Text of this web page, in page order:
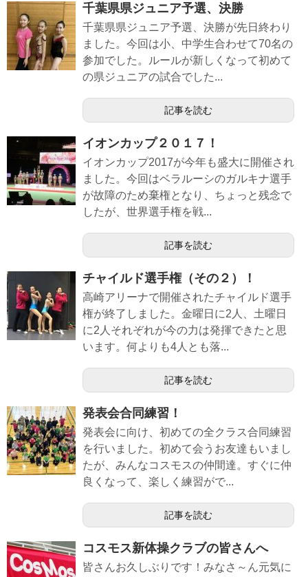
千葉県県ジュニア予選、決勝
千葉県県ジュニア予選、決勝が先日終わり
ました。今回は小、中学生合わせて70名の
参加でした。ルールが新しくなって初めて
の県ジュニアの試合でした...
記事を読む
イオンカップ２０１７！
イオンカップ2017が今年も盛大に開催され
ました。今回はベラルーシのガルキナ選手
が故障のため棄権となり、ちょっと残念で
したが、世界選手権を戦...
記事を読む
チャイルド選手権（その２）！
高崎アリーナで開催されたチャイルド選手
権が終了しました。金曜日に2人、土曜日
に2人それぞれが今の力は発揮できたと思
います。何よりも4人とも落...
記事を読む
発表会合同練習！
発表会に向け、初めての全クラス合同練習
を行いました。初めて会うお友達もいまし
たが、みんなコスモスの仲間達。すぐに仲
良くなって、楽しく練習がで...
記事を読む
コスモス新体操クラブの皆さんへ
皆さんお久しぶりです！みなさ～ん元気に